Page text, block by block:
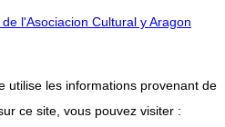
l'Asociacion Cultural y Aragon
utilise les informations provenant de
ce site, vous pouvez visiter :